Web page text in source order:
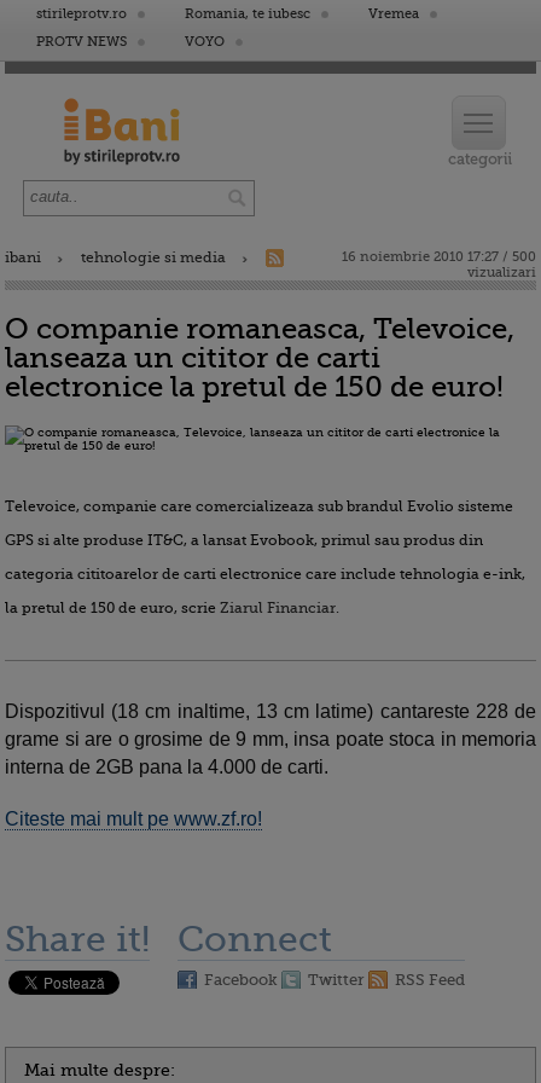
stirileprotv.ro Romania, te iubesc
Vremea
PROTV NEWS
VOYO
ibani tehnologie si media
16 noiembrie 2010 17:27 / 500
vizualizari
O companie romaneasca, Televoice,
lanseaza un cititor de carti
electronice la pretul de 150 de euro!
Televoice, companie care comercializeaza sub brandul Evolio sisteme
GPS si alte produse IT&C, a lansat Evobook, primul sau produs din
categoria cititoarelor de carti electronice care include tehnologia e-ink,
la pretul de 150 de euro, scrie Ziarul Financiar.
Dispozitivul (18 cm inaltime, 13 cm latime) cantareste 228 de
grame si are o grosime de 9 mm, insa poate stoca in memoria
interna de 2GB pana la 4.000 de carti.
Citeste mai mult pe www.zf.ro!
Share it! Connect
Facebook Twitter RSS Feed
Mai multe despre: